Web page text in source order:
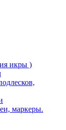
икры )
маркеры.